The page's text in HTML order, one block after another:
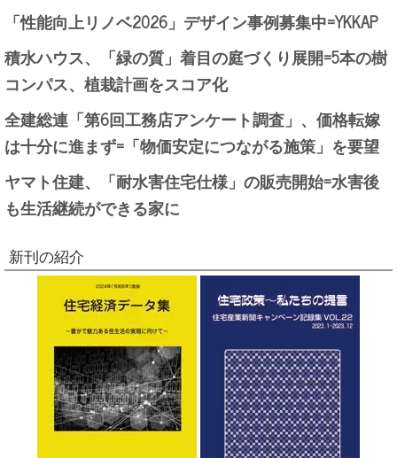
「性能向上リノベ2026」デザイン事例募集中=YKKAP
積水ハウス、「緑の質」着目の庭づくり展開=5本の樹
コンパス、植栽計画をスコア化
全建総連「第6回工務店アンケート調査」、価格転嫁
は十分に進まず=「物価安定につながる施策」を要望
ヤマト住建、「耐水害住宅仕様」の販売開始=水害後
も生活継続ができる家に
新刊の紹介